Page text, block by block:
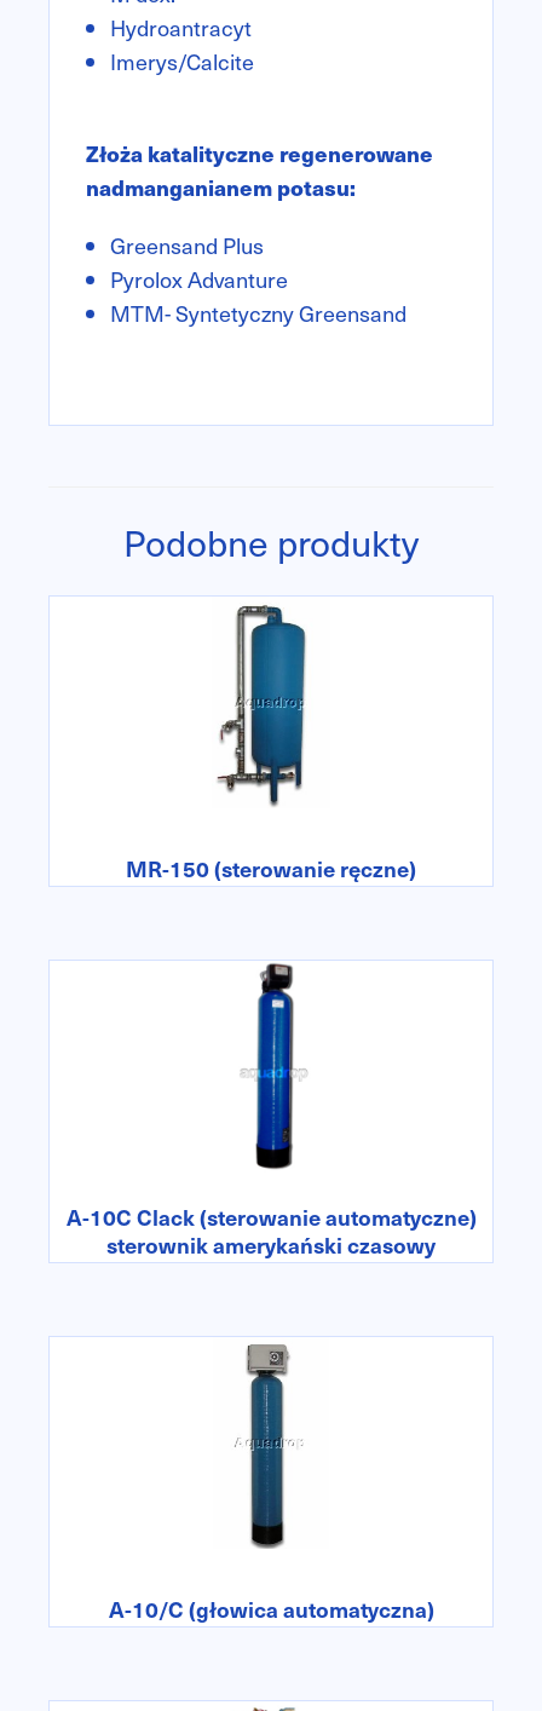
Hydroantracyt
Imerys/Calcite
Złoża katalityczne regenerowane
nadmanganianem potasu:
Greensand Plus
Pyrolox Advanture
MTM- Syntetyczny Greensand
Podobne produkty
MR-150 (sterowanie ręczne)
A-10C Clack (sterowanie automatyczne)
sterownik amerykański czasowy
A-10/C (głowica automatyczna)